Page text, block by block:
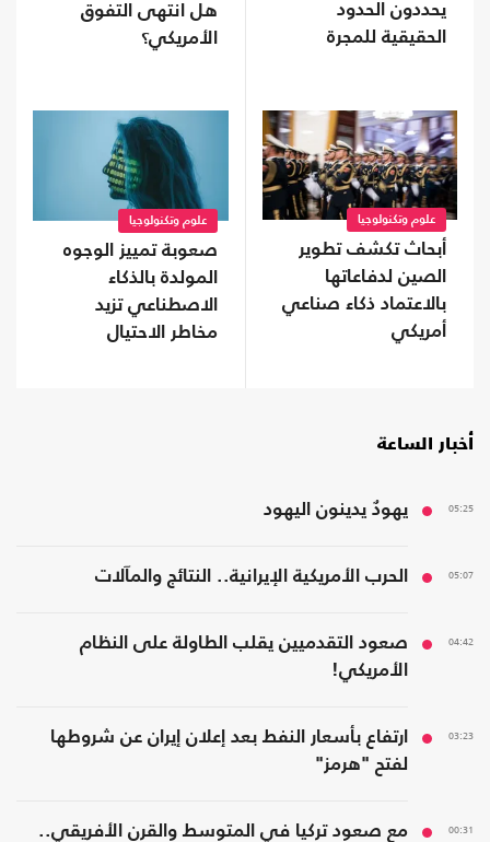
يحددون الحدود
الحقيقية للمجرة
هل انتهى التفوق
الأمريكي؟
علوم وتكنولوجيا
أبحاث تكشف تطوير
الصين لدفاعاتها
بالاعتماد ذكاء صناعي
أمريكي
علوم وتكنولوجيا
صعوبة تمييز الوجوه
المولدة بالذكاء
الاصطناعي تزيد
مخاطر الاحتيال
أخبار الساعة
05:25 يهودٌ يدينون اليهود
05:07 الحرب الأمريكية الإيرانية.. النتائج والمآلات
04:42
صعود التقدميين يقلب الطاولة على النظام
الأمريكي!
03:23
ارتفاع بأسعار النفط بعد إعلان إيران عن شروطها
لفتح "هرمز"
00:31
مع صعود تركيا في المتوسط والقرن الأفريقي..